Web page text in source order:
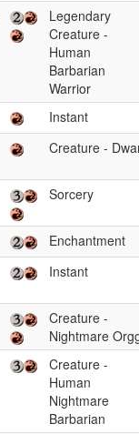
Legendary
Creature -
Human
Barbarian
Warrior
Instant
Creature -
Sorcery
Enchantment
Instant
Creature -
Nightmare
Creature -
Human
Nightmare
Barbarian